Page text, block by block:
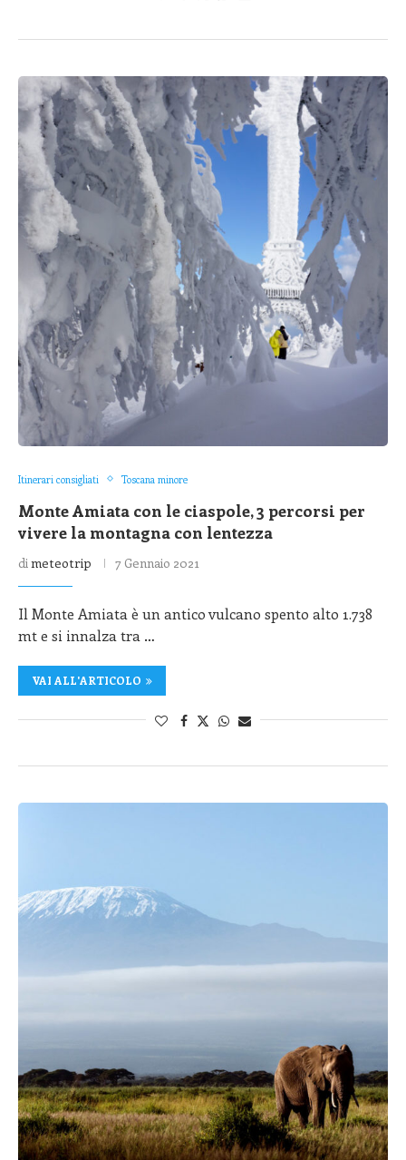
Itinerari consigliati Toscana minore
Monte Amiata con le ciaspole, 3 percorsi per
vivere la montagna con lentezza
dimeteotrip 7 Gennaio 2021
Il Monte Amiata è un antico vulcano spento alto 1.738
mt e si innalza tra …
VAI ALL'ARTICOLO